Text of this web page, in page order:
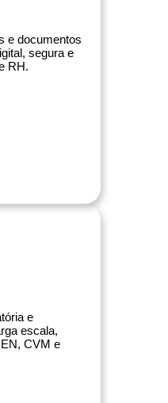
e documentos
segura e
RH.
e
escala,
CVM e